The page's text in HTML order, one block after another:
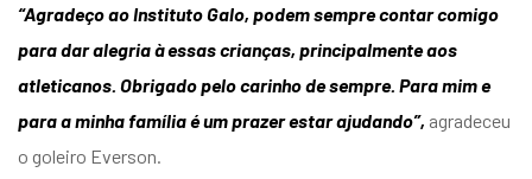
“Agradeço ao Instituto Galo, podem sempre contar comigo
para dar alegria à essas crianças, principalmente aos
atleticanos. Obrigado pelo carinho de sempre. Para mim e
para a minha família é um prazer estar ajudando”, agradeceu
o goleiro Everson.